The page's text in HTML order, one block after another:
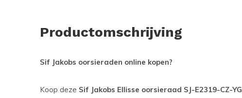
Productomschrijving
Sif Jakobs oorsieraden online kopen?
Koop deze Sif Jakobs Ellisse oorsieraad SJ-E2319-CZ-YG